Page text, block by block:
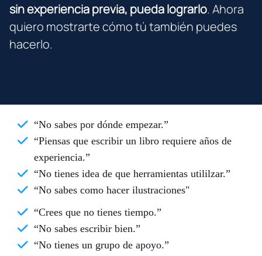
sin experiencia previa, pueda lograrlo. Ahora
quiero mostrarte cómo tú también puedes
hacerlo.
“No sabes por dónde empezar.”
“Piensas que escribir un libro requiere años de
experiencia.”
“No tienes idea de que herramientas utililzar.”
“No sabes como hacer ilustraciones"
“Crees que no tienes tiempo.”
“No sabes escribir bien.”
“No tienes un grupo de apoyo.”